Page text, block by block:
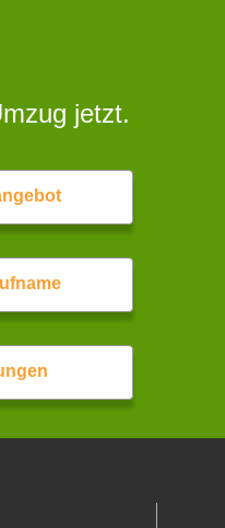
jetzt.